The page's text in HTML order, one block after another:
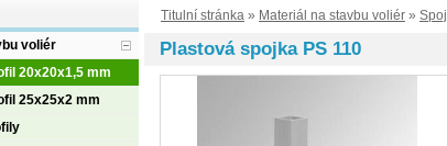
Titulní stránka » Materiál na stavbu voliér »
Plastová spojka PS 110
voliér
20x20x1,5 mm
25x25x2 mm